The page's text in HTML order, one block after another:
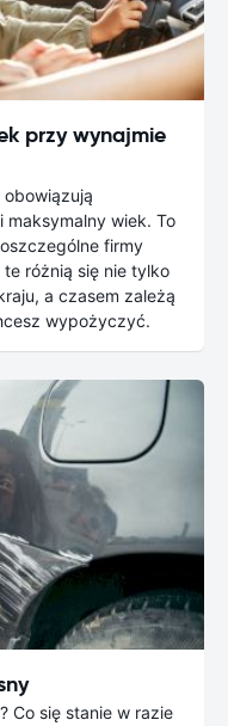
przy wynajmie
maksymalny wiek. To
firmy
różnią się nie tylko
a czasem zależą
wypożyczyć.
Co się stanie w razie